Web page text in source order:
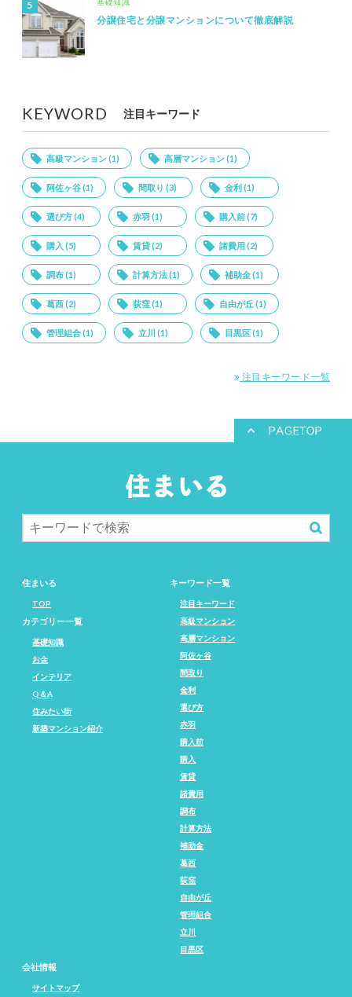
分譲住宅と分譲マンションについて徹底解説
KEYWORD 注目キーワード
高級マンション (1) 高層マンション (1)
阿佐ヶ谷 (1) 間取り (3) 金利 (1)
選び方 (4) 赤羽 (1) 購入前 (7)
購入 (5) 賃貸 (2) 諸費用 (2)
調布 (1) 計算方法 (1) 補助金 (1)
葛西 (2) 荻窪 (1) 自由が丘 (1)
管理組合 (1) 立川 (1) 目黒区 (1)
注目キーワード一覧
住まいる
TOP
カテゴリー一覧
基礎知識
お金
インテリア
Q＆A
住みたい街
新築マンション紹介
キーワード一覧
注目キーワード
高級マンション
高層マンション
阿佐ヶ谷
間取り
金利
選び方
赤羽
購入前
購入
賃貸
諸費用
調布
計算方法
補助金
葛西
荻窪
自由が丘
管理組合
立川
目黒区
会社情報
サイトマップ